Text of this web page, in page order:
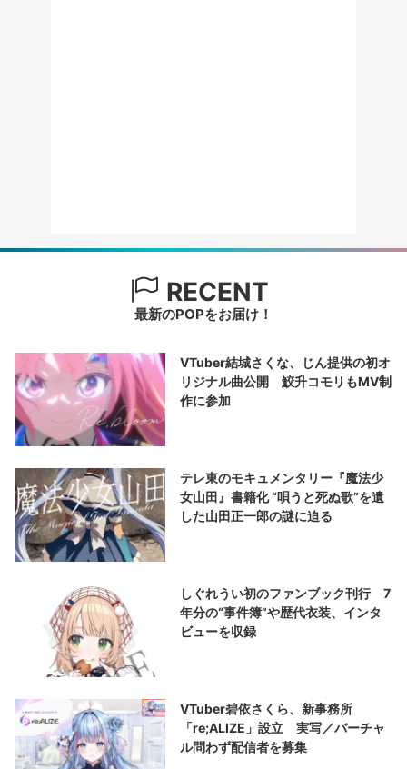
RECENT
最新のPOPをお届け！
VTuber結城さくな、じん提供の初オ
リジナル曲公開 鮫升コモリもMV制
作に参加
テレ東のモキュメンタリー『魔法少
女山田』書籍化 “唄うと死ぬ歌”を遺
した山田正一郎の謎に迫る
しぐれうい初のファンブック刊行 7
年分の“事件簿”や歴代衣装、インタ
ビューを収録
VTuber碧依さくら、新事務所
「re;ALIZE」設立 実写／バーチャ
ル問わず配信者を募集